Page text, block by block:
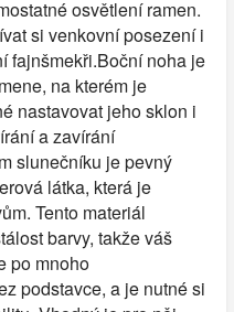
osvětlení ramen.
si venkovní posezení i
fajnšmekři.Boční noha je
na kterém je
nastavovat jeho sklon i
a zavírání
slunečníku je pevný
látka, která je
Tento materiál
barvy, takže váš
po mnoho
podstavce, a je nutné si